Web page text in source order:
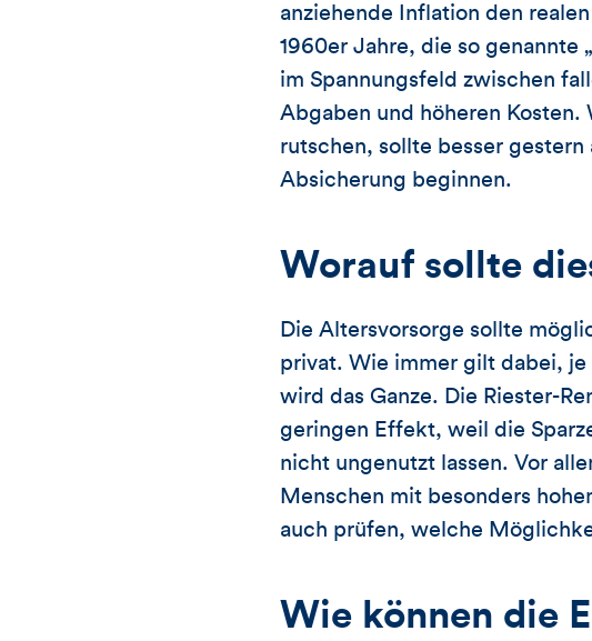
anziehende Inflation den
1960er Jahre, die so genannte
im Spannungsfeld zwischen
Abgaben und höheren
rutschen, sollte besser
Absicherung beginnen.
Worauf sollte
Die Altersvorsorge sollte
privat. Wie immer gilt dabei,
wird das Ganze. Die Riester-
geringen Effekt, weil die
nicht ungenutzt lassen. Vor
Menschen mit besonders
auch prüfen, welche
Wie können die